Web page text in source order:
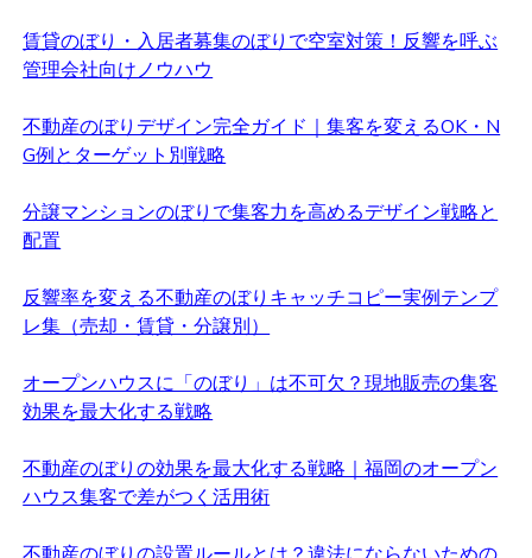
賃貸のぼり・入居者募集のぼりで空室対策！反響を呼ぶ
管理会社向けノウハウ
不動産のぼりデザイン完全ガイド｜集客を変えるOK・N
G例とターゲット別戦略
分譲マンションのぼりで集客力を高めるデザイン戦略と
配置
反響率を変える不動産のぼりキャッチコピー実例テンプ
レ集（売却・賃貸・分譲別）
オープンハウスに「のぼり」は不可欠？現地販売の集客
効果を最大化する戦略
不動産のぼりの効果を最大化する戦略｜福岡のオープン
ハウス集客で差がつく活用術